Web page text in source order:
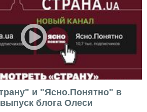
и "Ясно.Понятно" в
блога Олеси